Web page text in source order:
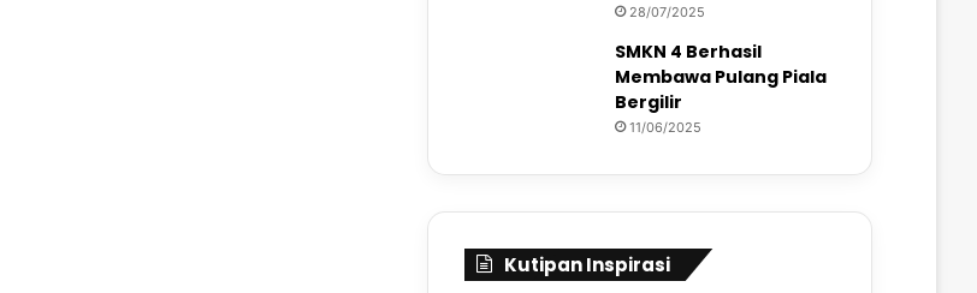
28/07/2025
SMKN 4 Berhasil
Membawa Pulang Piala
Bergilir
11/06/2025
Kutipan Inspirasi